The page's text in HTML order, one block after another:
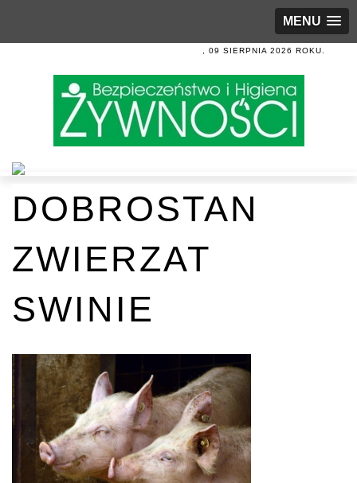
MENU
, 09 SIERPNIA 2026 ROKU.
DOBROSTAN
ZWIERZAT
SWINIE